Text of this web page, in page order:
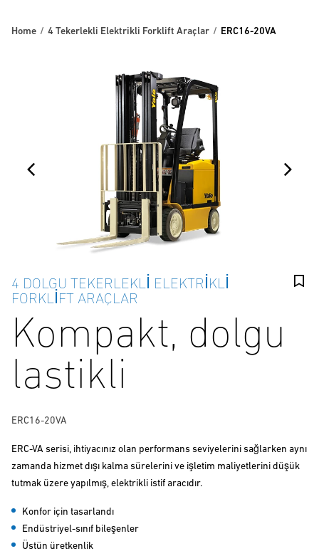
Home 4 Tekerlekli Elektrikli Forklift Araçlar ERC16-20VA
4 DOLGU TEKERLEKLI ELEKTRIKLI
FORKLIFT ARAÇLAR
Kompakt, dolgu
lastikli
ERC16-20VA
ERC-VA serisi, ihtiyacınız olan performans seviyelerini sağlarken aynı
zamanda hizmet dışı kalma sürelerini ve işletim maliyetlerini düşük
tutmak üzere yapılmış, elektrikli istif aracıdır.
Konfor için tasarlandı
Endüstriyel-sınıf bileşenler
Üstün üretkenlik